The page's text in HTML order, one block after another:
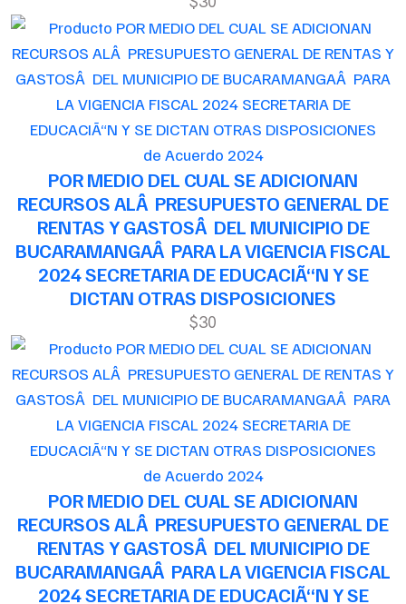
de Acuerdo 2024
POR MEDIO DEL CUAL SE ADICIONAN
RECURSOS ALÂ PRESUPUESTO GENERAL DE
RENTAS Y GASTOSÂ DEL MUNICIPIO DE
BUCARAMANGAÂ PARA LA VIGENCIA FISCAL
2024 SECRETARIA DE EDUCACIÃ“N Y SE
DICTAN OTRAS DISPOSICIONES
$30
de Acuerdo 2024
POR MEDIO DEL CUAL SE ADICIONAN
RECURSOS ALÂ PRESUPUESTO GENERAL DE
RENTAS Y GASTOSÂ DEL MUNICIPIO DE
BUCARAMANGAÂ PARA LA VIGENCIA FISCAL
2024 SECRETARIA DE EDUCACIÃ“N Y SE